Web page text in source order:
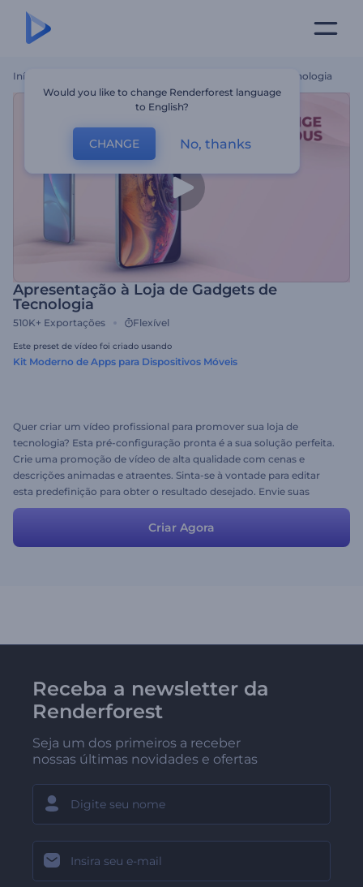
Início Apresentação À Loja De Gadgets De Tecnologia
Apresentação à Loja de Gadgets de
Tecnologia
510K+ Exportações Flexível
Este preset de vídeo foi criado usando
Kit Moderno de Apps para Dispositivos Móveis
Quer criar um vídeo profissional para promover sua loja de
tecnologia? Esta pré-configuração pronta é a sua solução perfeita.
Crie uma promoção de vídeo de alta qualidade com cenas e
descrições animadas e atraentes. Sinta-se à vontade para editar
esta predefinição para obter o resultado desejado. Envie suas
capturas de tela, altere os testes e crie um ótimo vídeo
Criar Agora
Receba a newsletter da
Renderforest
Seja um dos primeiros a receber
nossas últimas novidades e ofertas
Would you like to change Renderforest language
to English?
CHANGE No, thanks